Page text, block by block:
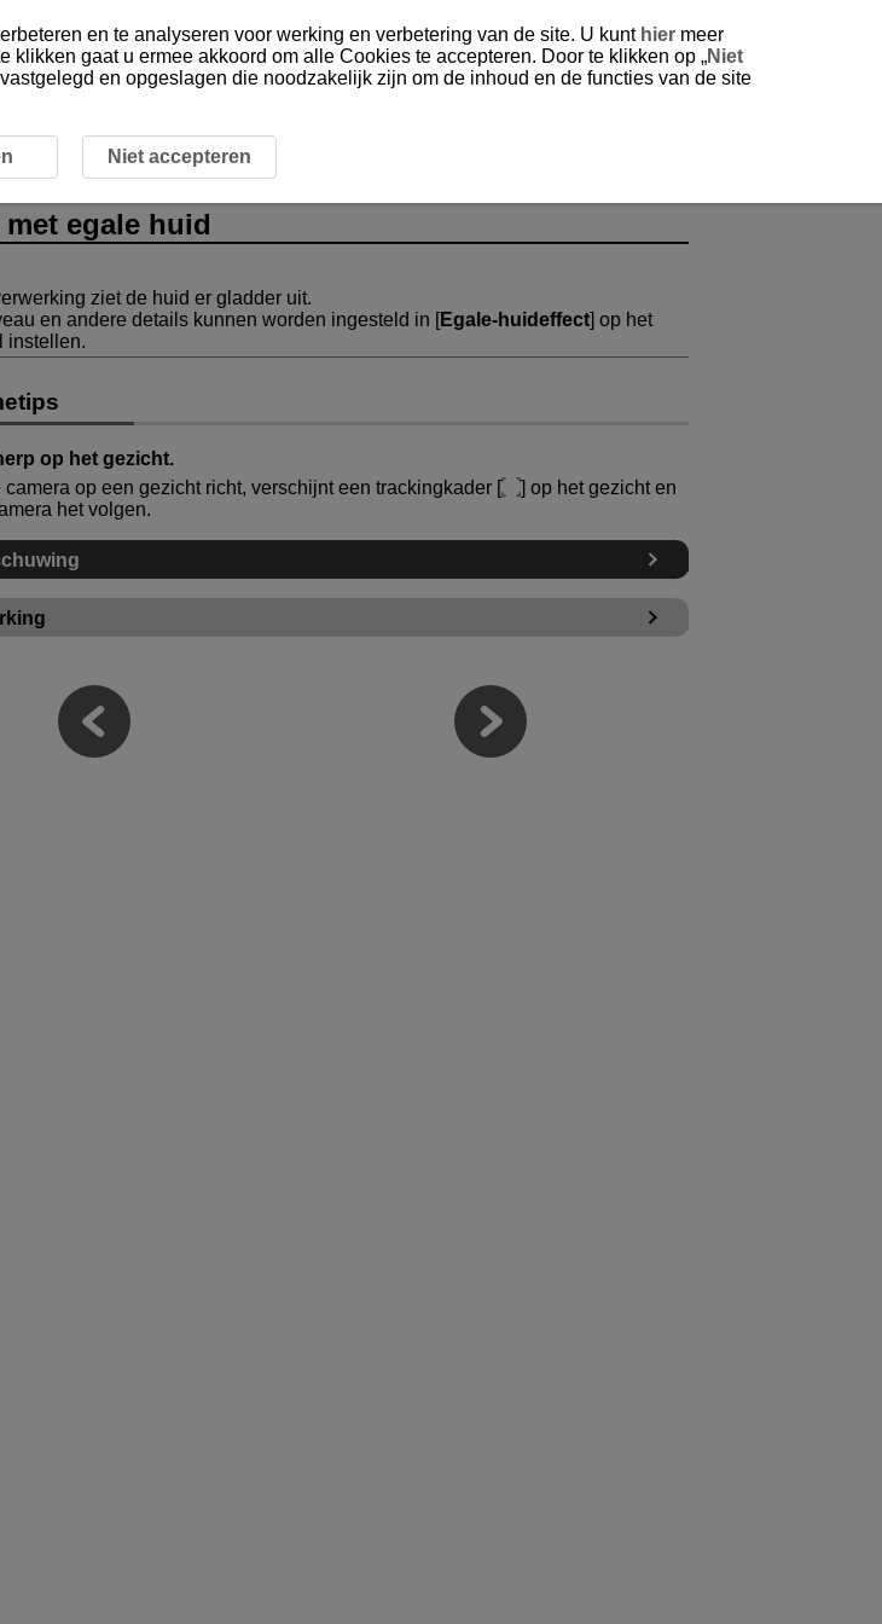
scène
egale huid
ziet de huid er gladder uit.
en andere details kunnen worden ingesteld in [Egale-huideffect] op het
instellen.
op het gezicht.
camera op een gezicht richt, verschijnt een trackingkader [
] op het gezicht en
het volgen.
en te analyseren voor werking en verbetering van de site. U kunt hier meer
klikken gaat u ermee akkoord om alle Cookies te accepteren. Door te klikken op „Niet
en opgeslagen die noodzakelijk zijn om de inhoud en de functies van de site
Niet accepteren